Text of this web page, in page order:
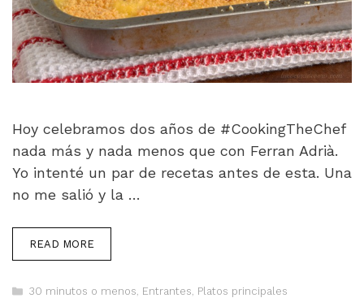
Hoy celebramos dos años de #CookingTheChef
nada más y nada menos que con Ferran Adrià.
Yo intenté un par de recetas antes de esta. Una
no me salió y la …
READ MORE
Categorías
30 minutos o menos, Entrantes, Platos principales